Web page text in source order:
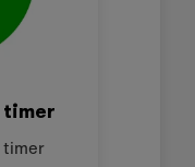
timer
timer